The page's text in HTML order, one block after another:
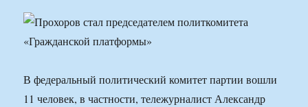
В федеральный политический комитет партии вошли
11 человек, в частности, тележурналист Александр